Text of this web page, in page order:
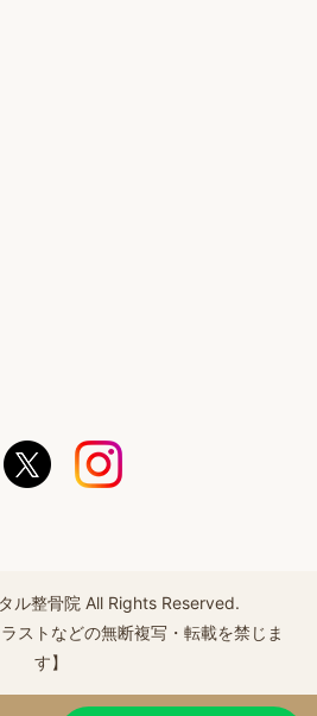
ル整骨院 All Rights Reserved.
ストなどの無断複写・転載を禁じま
す】